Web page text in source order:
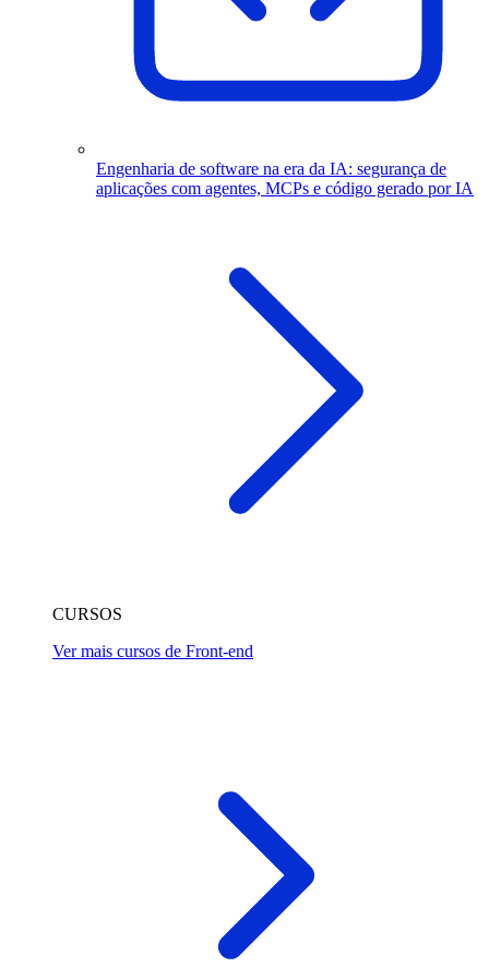
Engenharia de software na era da IA: segurança de
aplicações com agentes, MCPs e código gerado por IA
CURSOS
Ver mais cursos de Front-end